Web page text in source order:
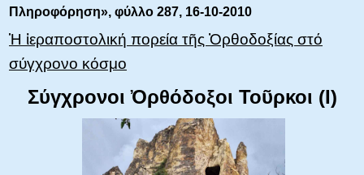
Πληροφόρηση», φύλλο 287, 16-10-2010
Ἡ ἱεραποστολική πορεία τῆς Ὀρθοδοξίας στό
σύγχρονο κόσμο
Σύγχρονοι Ὀρθόδοξοι Τοῦρκοι (Ι)